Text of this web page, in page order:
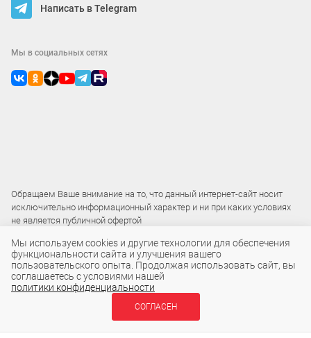
Написать в Telegram
Мы в социальных сетях
Обращаем Ваше внимание на то, что данный интернет-сайт носит
исключительно информационный характер и ни при каких условиях
не является публичной офертой
2015 – 2026 © ООО «Локос»
Мы используем cookies и другие технологии для обеспечения
функциональности сайта и улучшения вашего
пользовательского опыта. Продолжая использовать сайт, вы
соглашаетесь с условиями нашей
политики конфиденциальности
СОГЛАСЕН